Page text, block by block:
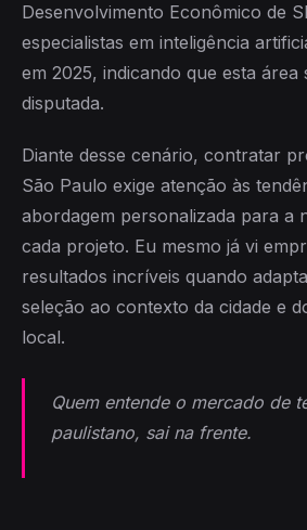
Desenvolvimento Econômico de
especialistas em inteligência
em 2025, indicando que esta área
disputada.
Diante desse cenário, contratar
São Paulo exige atenção às
abordagem personalizada para a
cada projeto. Eu mesmo já vi
resultados incríveis quando
seleção ao contexto da cidade e
local.
Quem entende o mercado de
paulistano, sai na frente.